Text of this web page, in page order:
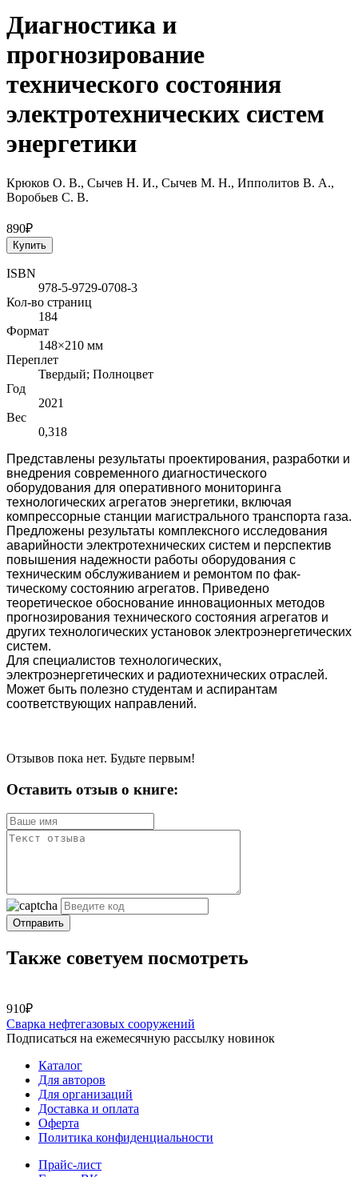
Диагностика и
прогнозирование
технического состояния
электротехнических систем
энергетики
Крюков О. В., Сычев Н. И., Сычев М. Н., Ипполитов В. А.,
Воробьев С. В.
890₽
Купить
ISBN
978-5-9729-0708-3
Кол-во страниц
184
Формат
148×210 мм
Переплет
Твердый; Полноцвет
Год
2021
Вес
0,318
Представлены результаты проектирования, разработки и
внедрения со­временного диагностического
оборудования для оперативного мониторинга
технологических агрегатов энергетики, включая
компрессорные станции маги­стрального транспорта газа.
Предложены результаты комплексного исследова­ния
аварийности электротехнических систем и перспектив
повышения надеж­ности работы оборудования с
техническим обслуживанием и ремонтом по фак­
тическому состоянию агрегатов. Приведено
теоретическое обоснование инно­вационных методов
прогнозирования технического состояния агрегатов и
дру­гих технологических установок электроэнергетических
систем.
Для специалистов технологических,
электроэнергетических и радиотех­нических отраслей.
Может быть полезно студентам и аспирантам
соответству­ющих направлений.
Отзывов пока нет. Будьте первым!
Оставить отзыв о книге:
Отправить
Также советуем посмотреть
910₽
Сварка нефтегазовых сооружений
Подписаться на ежемесячную рассылку новинок
Каталог
Для авторов
Для организаций
Доставка и оплата
Оферта
Политика конфиденциальности
Прайс-лист